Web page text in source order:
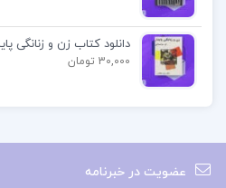
کتاب های قدیمی ژول ورن
دانلود کتاب شورش
دانلود PDF کتاب شورش ژول ورن
دانلود کتاب زن و زنانگی
30,000 تومان
عضویت در خبرنامه